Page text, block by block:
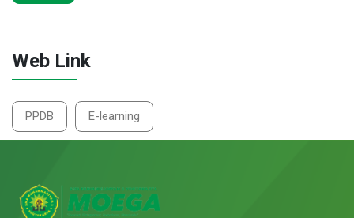
Web Link
PPDB E-learning